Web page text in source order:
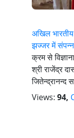
अखिल
झज्जर में
क्रम से
श्री राजेंद्र
जितेन्द्रानन्द
Views: 94,